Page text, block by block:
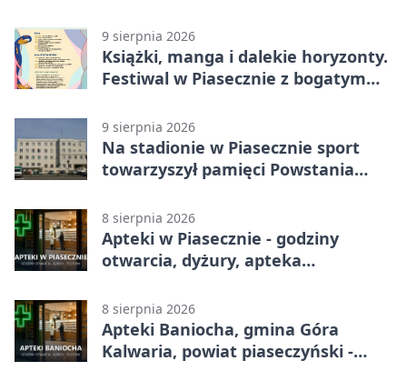
9 sierpnia 2026
Książki, manga i dalekie horyzonty.
Festiwal w Piasecznie z bogatym
9 sierpnia 2026
Na stadionie w Piasecznie sport
towarzyszył pamięci Powstania
8 sierpnia 2026
Apteki w Piasecznie - godziny
otwarcia, dyżury, apteka
8 sierpnia 2026
Apteki Baniocha, gmina Góra
Kalwaria, powiat piaseczyński -